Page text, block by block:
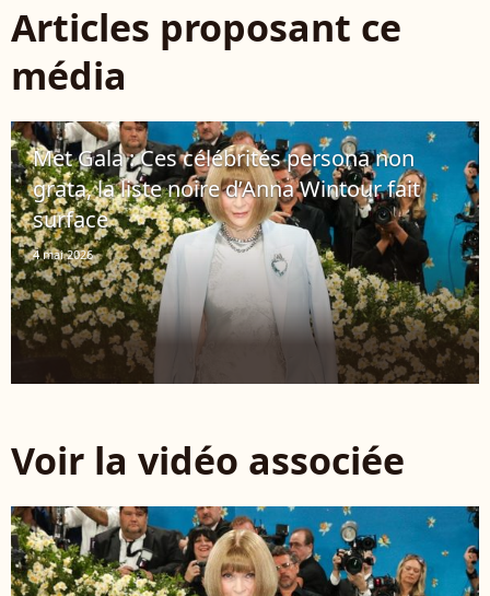
Articles proposant ce
média
Met Gala : Ces célébrités persona non
grata, la liste noire d’Anna Wintour fait
surface
4 mai 2026
Voir la vidéo associée